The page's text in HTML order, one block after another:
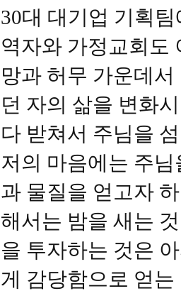
30대 대기업 기획
역자와 가정교회도
망과 허무 가운데
던 자의 삶을 변화
다 받쳐서 주님을
저의 마음에는 주
과 물질을 얻고자
해서는 밤을 새는
을 투자하는 것은
게 감당함으로 얻